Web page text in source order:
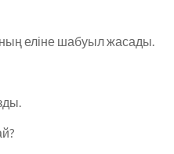
еліне шабуыл жасады.